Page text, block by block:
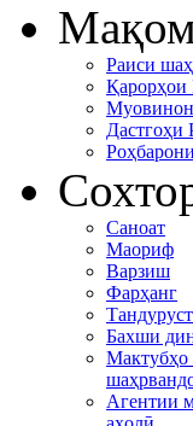
Раиси
Қарорҳои
Дастгоҳи
Саноат
Маориф
Варзиш
Фарҳанг
Бахши
Мактубҳо
Агентии